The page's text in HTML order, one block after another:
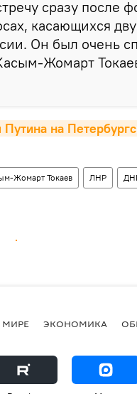
сразу после
касающихся
Он был очень
Жомарт
Путина на
Жомарт Токаев ЛНР
МИРЕ ЭКОНОМИКА